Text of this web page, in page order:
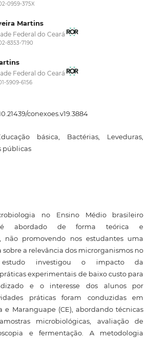
0959-375X
Martins
Federal do Ceará
8353-7190
Federal do Ceará
5909-6156
conexoes.v19.3884
básica, Bactérias, Leveduras,
públicas
no Ensino Médio brasileiro
é abordado de forma teórica e
não promovendo nos estudantes uma
a relevância dos microrganismos no
estudo investigou o impacto da
experimentais de baixo custo para
e o interesse dos alunos por
práticas foram conduzidas em
e Maranguape (CE), abordando técnicas
microbiológicas, avaliação de
e fermentação. A metodologia